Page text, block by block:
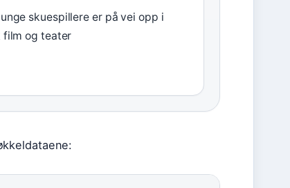
skuespillere er på vei opp i
film og teater